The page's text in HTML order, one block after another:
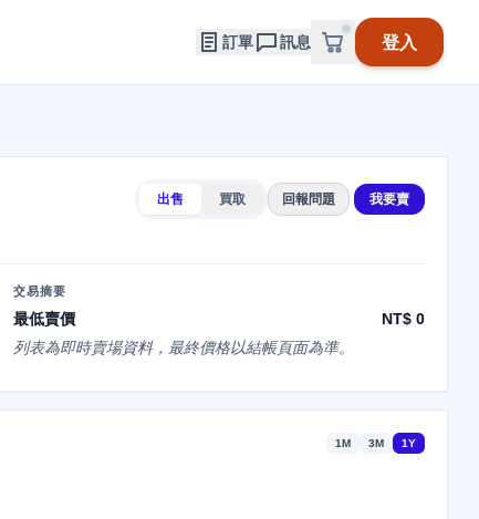
訂單 訊息 登入
出售 買取 回報問題 我要賣
交易摘要
最低賣價
NT$ 0
列表為即時賣場資料，最終價格以結帳頁面為準。
1M 3M 1Y